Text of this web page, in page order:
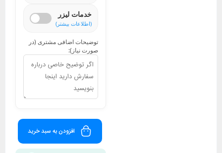
خدمات لیزر
(اطلاعات بیشتر)
توضیحات اضافی مشتری (در
صورت نیاز):
افزودن به سبد خرید